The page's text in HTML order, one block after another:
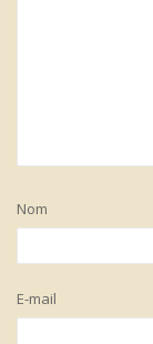
Nom
E-mail